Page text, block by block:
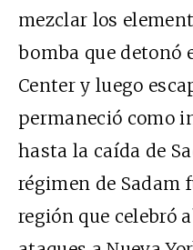
mezclar los
bomba que detonó
Center y luego
permaneció como
hasta la caída de
régimen de Sadam
región que celebró